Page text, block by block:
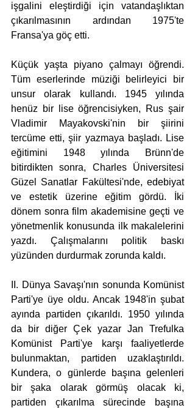
işgalini eleştirdiği için vatandaşlıktan
çıkarılmasının ardından 1975'te
Fransa'ya göç etti.
Küçük yaşta piyano çalmayı öğrendi.
Tüm eserlerinde müziği belirleyici bir
unsur olarak kullandı. 1945 yılında
henüz bir lise öğrencisiyken, Rus şair
Vladimir Mayakovski'nin bir şiirini
tercüme etti, şiir yazmaya başladı. Lise
eğitimini 1948 yılında Brünn'de
bitirdikten sonra, Charles Üniversitesi
Güzel Sanatlar Fakültesi'nde, edebiyat
ve estetik üzerine eğitim gördü. İki
dönem sonra film akademisine geçti ve
yönetmenlik konusunda ilk makalelerini
yazdı. Çalışmalarını politik baskı
yüzünden durdurmak zorunda kaldı.
II. Dünya Savaşı'nın sonunda Komünist
Parti'ye üye oldu. Ancak 1948'in şubat
ayında partiden çıkarıldı. 1950 yılında
da bir diğer Çek yazar Jan Trefulka
Komünist Parti'ye karşı faaliyetlerde
bulunmaktan, partiden uzaklaştırıldı.
Kundera, o günlerde başına gelenleri
bir şaka olarak görmüş olacak ki,
partiden çıkarılma sürecinde başına